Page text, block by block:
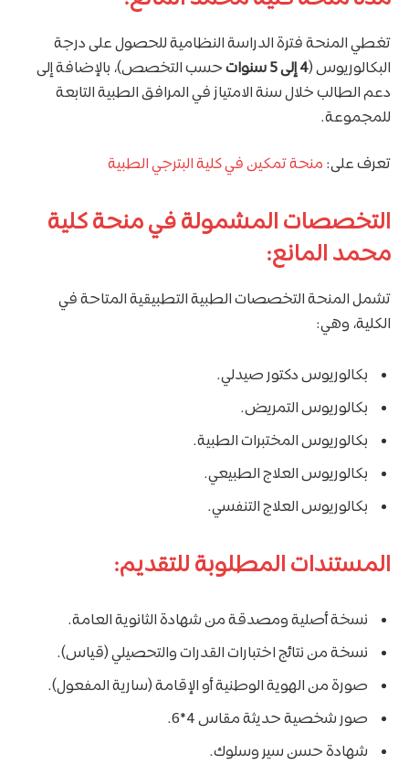
تغطي المنحة فترة الدراسة النظامية للحصول على درجة
البكالوريوس (4 إلى 5 سنوات
حسب التخصص)، بالإضافة إلى
دعم الطالب خلال سنة الامتياز في المرافق الطبية التابعة
للمجموعة.
تعرف على: منحة تمكين في كلية البترجي الطبية
التخصصات المشمولة في منحة كلية
محمد المانع:
تشمل المنحة التخصصات الطبية التطبيقية المتاحة في
الكلية، وهي:
بكالوريوس دكتور صيدلي.
بكالوريوس التمريض.
بكالوريوس المختبرات الطبية.
بكالوريوس العلاج الطبيعي.
بكالوريوس العلاج التنفسي.
المستندات المطلوبة للتقديم:
نسخة أصلية ومصدقة من شهادة الثانوية العامة.
نسخة من نتائج اختبارات القدرات والتحصيلي (قياس).
صورة من الهوية الوطنية أو الإقامة (سارية المفعول).
صور شخصية حديثة مقاس 4*6.
شهادة حسن سير وسلوك.